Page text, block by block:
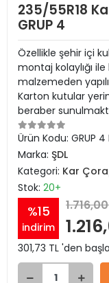
235/55R18
GRUP 4
Özellikle şehir içi
montaj kolaylığı
malzemeden yapılı
Karton kutular
beraber
Ürün Kodu: GRUP 4
Marka: ŞDL
Kategori: Kar
Stok: 20+
%15
indirim
301,73 TL 'den